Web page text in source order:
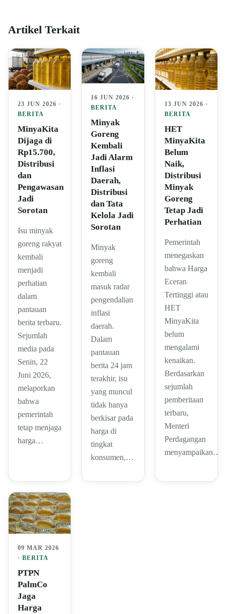
Artikel Terkait
23 JUN 2026 ·
BERITA
MinyaKita
Dijaga di
Rp15.700,
Distribusi
dan
Pengawasan
Jadi
Sorotan
Isu minyak
goreng rakyat
kembali
menjadi
perhatian
dalam
pantauan
berita terbaru.
Sejumlah
media pada
Senin, 22
Juni 2026,
melaporkan
bahwa
pemerintah
tetap menjaga
harga…
16 JUN 2026 ·
BERITA
Minyak
Goreng
Kembali
Jadi Alarm
Inflasi
Daerah,
Distribusi
dan Tata
Kelola Jadi
Sorotan
Minyak
goreng
kembali
masuk radar
pengendalian
inflasi
daerah.
Dalam
pantauan
berita 24 jam
terakhir, isu
yang muncul
tidak hanya
berkisar pada
harga di
tingkat
konsumen,…
13 JUN 2026 ·
BERITA
HET
MinyaKita
Belum
Naik,
Distribusi
Minyak
Goreng
Tetap Jadi
Perhatian
Pemerintah
menegaskan
bahwa Harga
Eceran
Tertinggi atau
HET
MinyaKita
belum
mengalami
kenaikan.
Berdasarkan
sejumlah
pemberitaan
terbaru,
Menteri
Perdagangan
menyampaikan…
09 MAR 2026
· BERITA
PTPN
PalmCo
Jaga
Harga